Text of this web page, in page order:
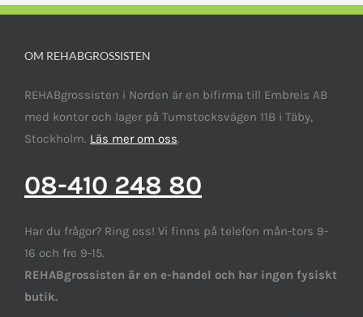
OM REHABGROSSISTEN
REHABgrossisten i Norden är en bifirma till Embreis AB
med kontor och lager på Tumstocksvägen 11B i Täby,
Stockholm. Läs mer om oss.
08-410 248 80
Har du frågor? Ring oss! Vi finns på telefon mån-tors 9-
16 och fre 9-15.
REHABgrossisten är en e-handel och har ingen fysiskt
butik.